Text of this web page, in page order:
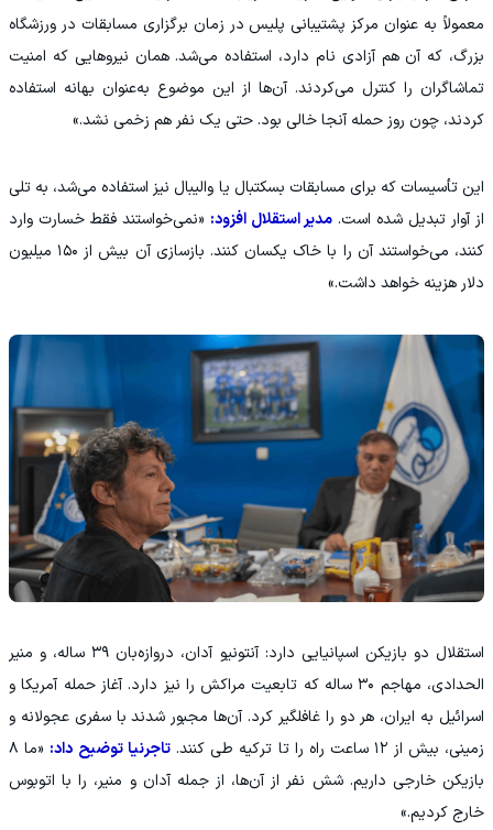
معمولاً به عنوان مرکز پشتیبانی پلیس در زمان برگزاری مسابقات در ورزشگاه
بزرگ، که آن هم آزادی نام دارد، استفاده می‌شد. همان نیروهایی که امنیت
تماشاگران را کنترل می‌کردند. آن‌ها از این موضوع به‌عنوان بهانه استفاده
کردند، چون روز حمله آنجا خالی بود. حتی یک نفر هم زخمی نشد.»
این تأسیسات که برای مسابقات بسکتبال یا والیبال نیز استفاده می‌شد، به تلی
از آوار تبدیل شده است. مدیر استقلال افزود: «نمی‌خواستند فقط خسارت وارد
کنند، می‌خواستند آن را با خاک یکسان کنند. بازسازی آن بیش از ۱۵۰ میلیون
دلار هزینه خواهد داشت.»
استقلال دو بازیکن اسپانیایی دارد: آنتونیو آدان، دروازه‌بان ۳۹ ساله، و منیر
الحدادی، مهاجم ۳۰ ساله که تابعیت مراکش را نیز دارد. آغاز حمله آمریکا و
اسرائیل به ایران، هر دو را غافلگیر کرد. آن‌ها مجبور شدند با سفری عجولانه و
زمینی، بیش از ۱۲ ساعت راه را تا ترکیه طی کنند.
تاجرنیا توضیح داد:
«ما ۸
بازیکن خارجی داریم. شش نفر از آن‌ها، از جمله آدان و منیر، را با اتوبوس
خارج کردیم.»